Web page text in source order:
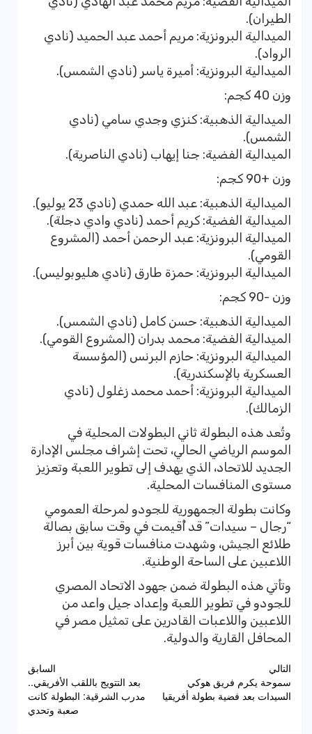
الطيران).
الميدالية البرونزية: مريم أحمد عبد الحميد (نادي
الرواد).
الميدالية البرونزية: أميرة ياسر (نادي الشمس).
وزن 40 كجم:
الميدالية الذهبية: كنزي وجدي سامي (نادي
الشمس).
الميدالية الفضية: جنا إيهاب (نادي الناصرية).
وزن +90 كجم:
الميدالية الذهبية: عبد الله حمدي (نادي 23 يوليو).
الميدالية الفضية: كريم أحمد (نادي وادي دجلة).
الميدالية البرونزية: عبد الرحمن أحمد (المشروع
القومي).
الميدالية البرونزية: حمزة طارق (نادي هليوبوليس).
وزن -90 كجم:
الميدالية الذهبية: حسن كامل (نادي الشمس).
الميدالية الفضية: محمد بدران (المشروع القومي).
الميدالية البرونزية: حازم البرنس (المؤسسة
العسكرية بالإسكندرية).
الميدالية البرونزية: أحمد محمد زغلول (نادي
الزمالك).
وتُعد هذه البطولة ثاني البطولات المحلية في
الموسم الرياضي الحالي، تحت إشراف مجلس الإدارة
الجديد للاتحاد، الذي يهدف إلى تطوير اللعبة وتعزيز
مستوى المنافسات المحلية.
وكانت بطولة الجمهورية للجودو لمرحلة العمومي
“رجال – سيدات” قد أُقيمت في وقت سابق بصالة
طلائع الجيش، وشهدت منافسات قوية بين أبرز
اللاعبين على الساحة الوطنية.
وتأتي هذه البطولة ضمن جهود الاتحاد المصري
للجودو في تطوير اللعبة وإعداد جيل واعد من
اللاعبين واللاعبات القادرين على تمثيل مصر في
المحافل القارية والدولية.
تصفّح
المقالات
السابق
بعد التتويج باللقب الأفريقي..
مدرب الشرقية: البطولة كانت
صعبة وتحدي
التالي
سموحة يكرم فريق هوكي
السيدات بعد فضية بطولة أفريقيا